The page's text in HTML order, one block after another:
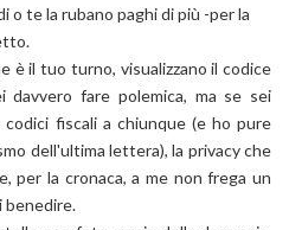
o te la rubano paghi di più -per la
è il tuo turno, visualizzano il codice
davvero fare polemica, ma se sei
codici fiscali a chiunque (e ho pure
dell'ultima lettera), la privacy che
per la cronaca, a me non frega un
benedire.